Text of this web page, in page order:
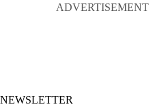
NEWSLETTER